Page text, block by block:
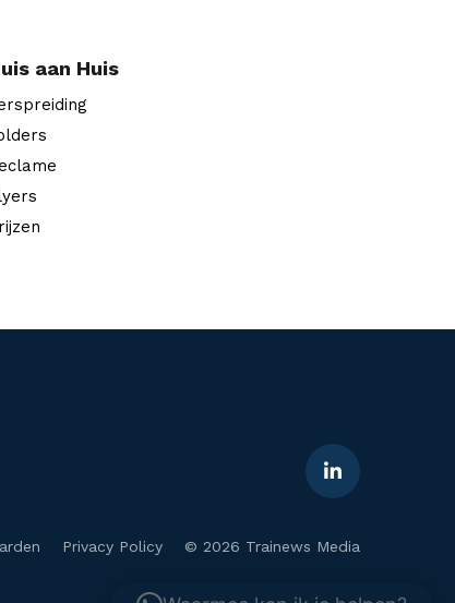
aan Huis
Privacy Policy © 2026 Trainews Media